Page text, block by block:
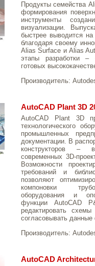
Продукты семейства
формирования
инструменты
визуализации.
быстрее выводится
благодаря своему
Alias Surface и Alias
этапы разработки –
готовых
Производитель:
AutoCAD Plant 3D
AutoCAD Plant 3D
технологического
промышленных
документации. В
конструкторов –
современных 3D-
Возможности
требований и
позволяют
компоновки
оборудования и
функции AutoCAD
редактировать
согласовывать
Производитель:
AutoCAD